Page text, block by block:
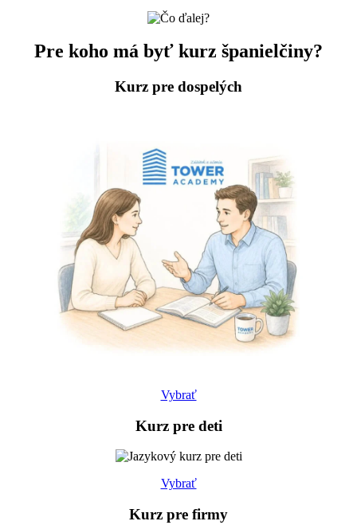
Pre koho má byť kurz španielčiny?
Kurz pre dospelých
Vybrať
Kurz pre deti
Vybrať
Kurz pre firmy